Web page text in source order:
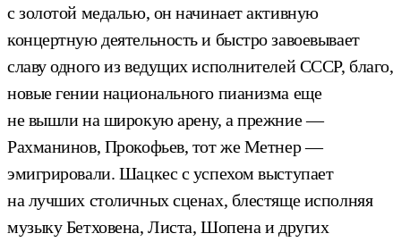
с золотой медалью, он начинает активную
концертную деятельность и быстро завоевывает
славу одного из ведущих исполнителей СССР, благо,
новые гении национального пианизма еще
не вышли на широкую арену, а прежние —
Рахманинов, Прокофьев, тот же Метнер —
эмигрировали. Шацкес с успехом выступает
на лучших столичных сценах, блестяще исполняя
музыку Бетховена, Листа, Шопена и других